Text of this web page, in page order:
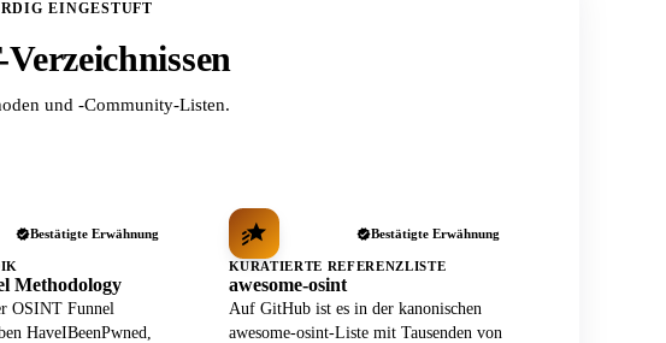
EINGESTUFT
und -Community-Listen.
Bestätigte Erwähnung
Methodology
OSINT Funnel
HaveIBeenPwned,
Bestätigte Erwähnung
KURATIERTE REFERENZLISTE
awesome-osint
Auf GitHub ist es in der kanonischen
awesome-osint-Liste mit Tausenden von